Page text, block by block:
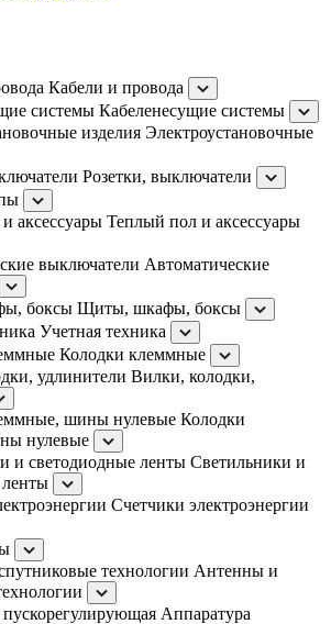
Кабели и провода
Кабеленесущие системы
Электроустановочные
Розетки, выключатели
Теплый пол и аксессуары
Автоматические
Щиты, шкафы, боксы
Учетная техника
Колодки клеммные
Вилки, колодки,
Колодки
нулевые
Светильники и
Счетчики электроэнергии
Антенны и
Аппаратура